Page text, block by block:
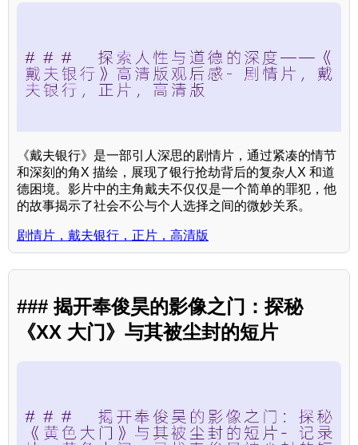
《戴夫银行》是一部引人深思的剧情片，通过紧凑的情节
和深刻的角X 描绘，展现了银行抢劫背后的复杂人X 和道
德困境。影片中的主角戴夫不仅仅是一个简单的罪犯，他
的故事揭示了社会不公与个人选择之间的微妙关系。
剧情片，戴夫银行，正片，高清版
### 揭开奉俊昊的影像之门：探秘
《XX 大门》与其被尘封的短片